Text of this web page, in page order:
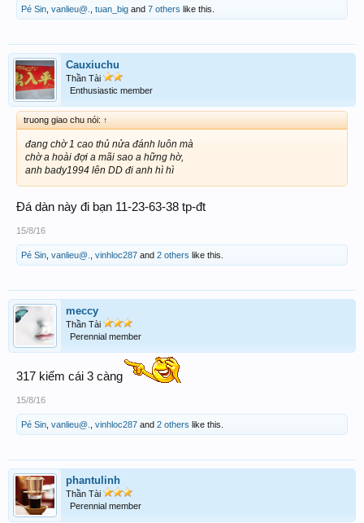
Pé Sin vanlieu@. tuan_big and 7 others like this.
Cauxiuchu
Thần Tài
Enthusiastic member
truong giao chu nói: ↑
đang chờ 1 cao thủ nửa đánh luôn mà
chờ a hoài đợi a mãi sao a hững hờ,
anh bady1994 lên DD đi anh hì hì
Đá dàn này đi bạn 11-23-63-38 tp-đt
15/8/16
Pé Sin vanlieu@. vinhloc287 and 2 others like this.
meccy
Thần Tài
Perennial member
317 kiếm cái 3 càng
15/8/16
Pé Sin vanlieu@. vinhloc287 and 2 others like this.
phantulinh
Thần Tài
Perennial member